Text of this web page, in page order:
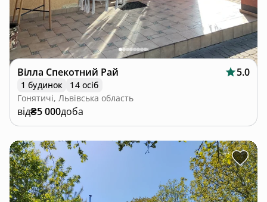
Вілла Спекотний Рай 5.0
1 будинок
14 осіб
Гонятичі, Львівська область
від₴5 000доба